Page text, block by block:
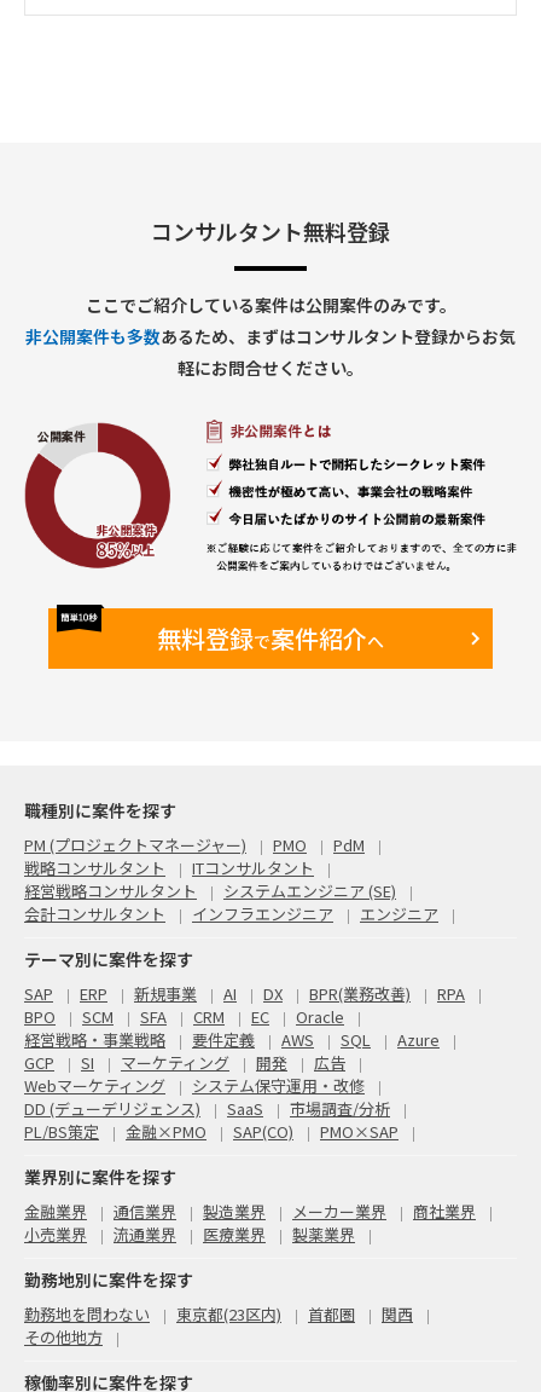
・財務モデリング（トップライン・コストの構成要素分解）を
コンサルタント無料登録
ここでご紹介している案件は公開案件のみです。
非公開案件も多数あるため、まずはコンサルタント登録からお気
軽にお問合せください。
無料登録で案件紹介へ
職種別に案件を探す
PM (プロジェクトマネージャー) PMO
PdM
戦略コンサルタント
ITコンサルタント
経営戦略コンサルタント
システムエンジニア (SE)
会計コンサルタント
インフラエンジニア エンジニア
テーマ別に案件を探す
SAP ERP 新規事業 AI DX BPR(業務改善)
RPA
BPO
SCM SFA CRM EC
Oracle
経営戦略・事業戦略
要件定義 AWS SQL
Azure
GCP
SI マーケティング 開発
広告
Webマーケティング
システム保守運用・改修
DD (デューデリジェンス)
SaaS
市場調査/分析
PL/BS策定
金融×PMO SAP(CO) PMO×SAP
業界別に案件を探す
金融業界 通信業界 製造業界 メーカー業界
商社業界
小売業界
流通業界 医療業界 製薬業界
勤務地別に案件を探す
勤務地を問わない 東京都(23区内) 首都圏
関西
その他地方
稼働率別に案件を探す